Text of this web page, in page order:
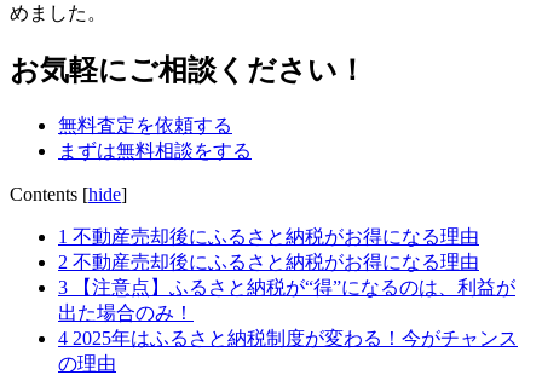
めました。
お気軽にご相談ください！
無料査定を依頼する
まずは無料相談をする
Contents [hide]
1 不動産売却後にふるさと納税がお得になる理由
2 不動産売却後にふるさと納税がお得になる理由
3 【注意点】ふるさと納税が“得”になるのは、利益が
出た場合のみ！
4 2025年はふるさと納税制度が変わる！今がチャンス
の理由